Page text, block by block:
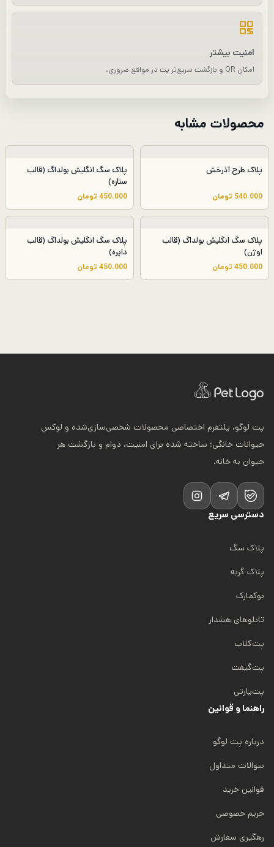
امنیت بیشتر
امکان QR و بازگشت سریع‌تر پت در مواقع ضروری.
محصولات مشابه
پلاک طرح آذرخش
540.000 تومان
پلاک سگ انگلیش بولداگ (قالب
ستاره)
450.000 تومان
پلاک سگ انگلیش بولداگ (قالب
اوژن)
450.000 تومان
پلاک سگ انگلیش بولداگ (قالب
دایره)
450.000 تومان
پت لوگو، پلتفرم اختصاصی محصولات شخصی‌سازی‌شده و لوکس
حیوانات خانگی؛ ساخته شده برای امنیت، دوام و بازگشت هر
حیوان به خانه.
دسترسی سریع
پلاک سگ
پلاک گربه
بوکمارک
تابلوهای هشدار
پت‌کلاب
پت‌گیفت
پت‌پارتی
راهنما و قوانین
درباره پت لوگو
سوالات متداول
قوانین خرید
حریم خصوصی
رهگیری سفارش